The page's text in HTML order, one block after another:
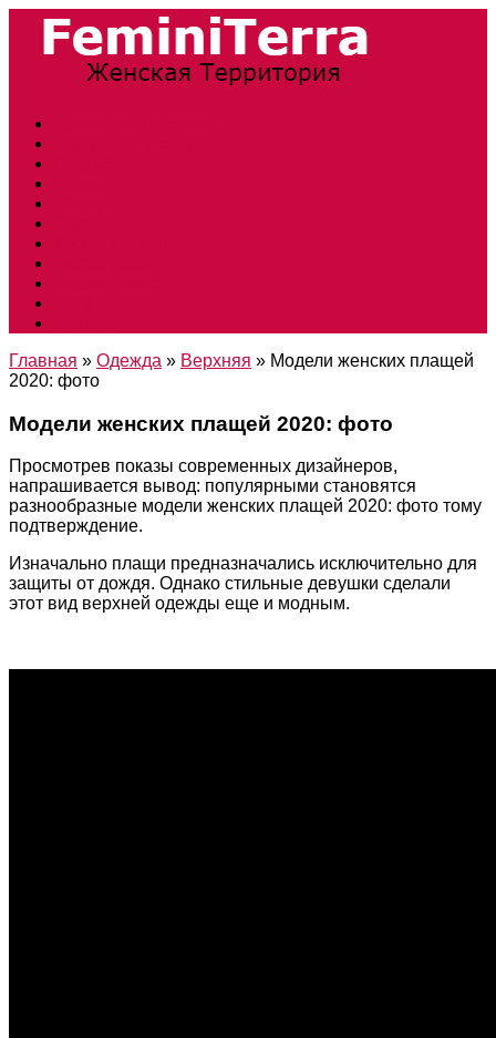
Главная » Одежда » Верхняя » Модели женских плащей
2020: фото
Модели женских плащей 2020: фото
Просмотрев показы современных дизайнеров,
напрашивается вывод: популярными становятся
разнообразные модели женских плащей 2020: фото тому
подтверждение.
Изначально плащи предназначались исключительно для
защиты от дождя. Однако стильные девушки сделали
этот вид верхней одежды еще и модным.